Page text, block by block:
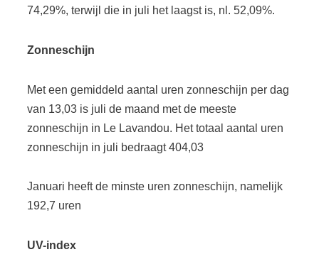
74,29%, terwijl die in juli het laagst is, nl. 52,09%.
Zonneschijn
Met een gemiddeld aantal uren zonneschijn per dag
van 13,03 is juli de maand met de meeste
zonneschijn in Le Lavandou. Het totaal aantal uren
zonneschijn in juli bedraagt 404,03
Januari heeft de minste uren zonneschijn, namelijk
192,7 uren
UV-index